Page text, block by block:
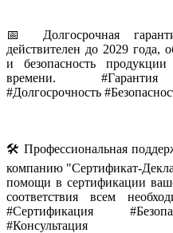
📅 Долгосрочная
действителен до 2029 года,
и безопасность
времени. #Гарантия
#Долгосрочность
🛠️ Профессиональная
компанию "Сертификат-
помощи в сертификации
соответствия всем
#Сертификация
#Консультация